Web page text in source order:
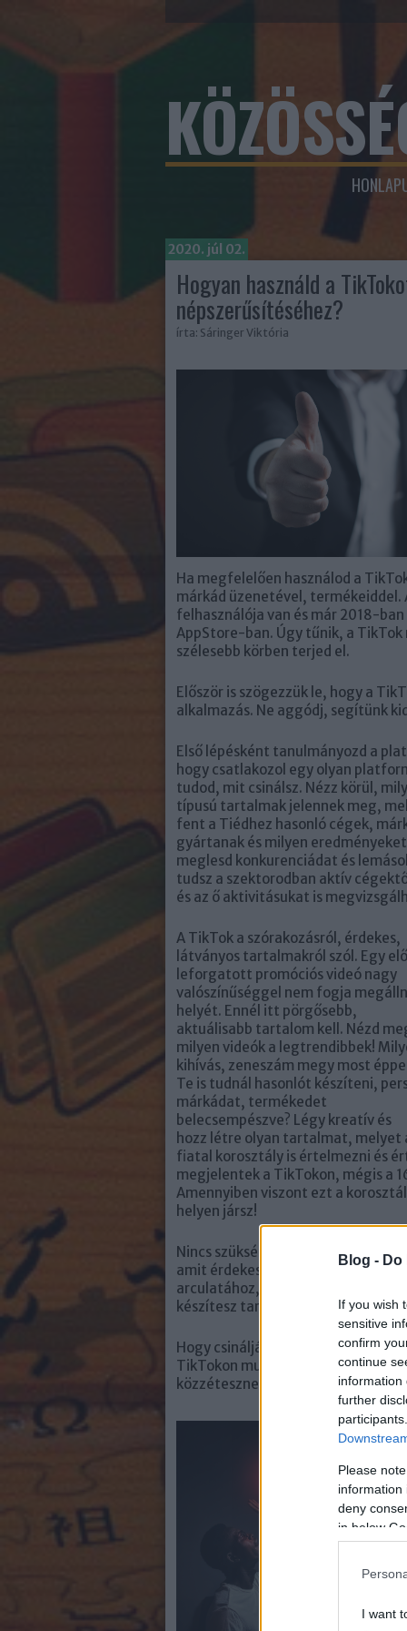
Blog -
If you wish
sensitive
confirm
continue
information
further
Please
information
deny
in below
I want
2020. júl 02.
Hogyan használd a
népszerűsítéséhez?
írta: Sáringer Viktória
Ha megfelelően használod a
márkád üzenetével,
felhasználója van és már 2018-
AppStore-ban. Úgy tűnik, a
szélesebb körben terjed el.
Először is szögezzük le, hogy a
alkalmazás. Ne aggódj, segítünk
Első lépésként tanulmányozd a
hogy csatlakozol egy olyan
tudod, mit csinálsz. Nézz körül,
típusú tartalmak jelennek meg,
fent a Tiédhez hasonló cégek,
gyártanak és milyen
meglesd konkurenciádat és
tudsz a szektorodban aktív
és az ő aktivitásukat is
A TikTok a szórakozásról, érdekes,
látványos tartalmakról szól. Egy
leforgatott promóciós videó nagy
valószínűséggel nem fogja
helyét. Ennél itt pörgősebb,
aktuálisabb tartalom kell. Nézd
milyen videók a legtrendibbek!
kihívás, zeneszám megy most
Te is tudnál hasonlót készíteni,
márkádat, termékedet
belecsempészve? Légy kreatív és
hozz létre olyan tartalmat, melyet
fiatal korosztály is értelmezni és
megjelentek a TikTokon, mégis a
Amennyiben viszont ezt a
helyen jársz!
Nincs szükséged tökéletes, extra
amit érdekesnek tartasz! A trendi
arculatához, mert könnyen
készítesz tartalmakat és
Hogy csinálják más márkák?
TikTokon mutatja be! Fiatalos,
közzétesznek.
is